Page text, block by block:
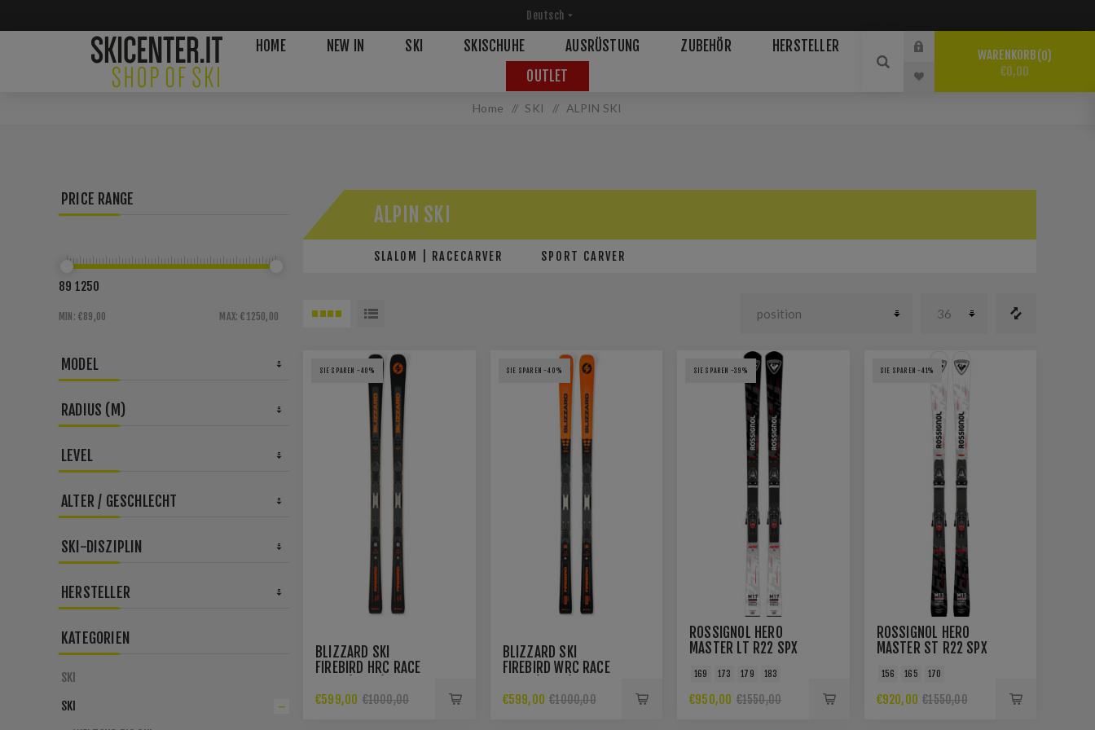
HOME NEW IN SKI SKISCHUHE AUSRÜSTUNG ZUBEHÖR
HERSTELLER
OUTLET
WARENKORB 0
€0,00
Home / SKI / ALPIN SKI
ALPIN SKI
SLALOM | RACECARVER SPORT CARVER
SIE SPAREN -40%
BLIZZARD SKI
FIREBIRD HRC RACE
€599,00 €1000,00
SIE SPAREN -40%
BLIZZARD SKI
FIREBIRD WRC RACE
€599,00 €1000,00
SIE SPAREN -39%
ROSSIGNOL HERO
MASTER LT R22 SPX
BLACK MASTER
169 173 179 183
€950,00 €1550,00
SIE SPAREN -41%
ROSSIGNOL HERO
MASTER ST R22 SPX
BLACK MASTER
156 165 170
€920,00 €1550,00
PRICE RANGE
MIN: €89,00 MAX: €1250,00
89 1250
MODEL
RADIUS (M)
LEVEL
ALTER / GESCHLECHT
SKI-DISZIPLIN
HERSTELLER
KATEGORIEN
SKI
SKI